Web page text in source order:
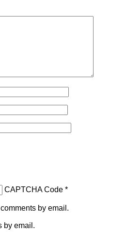
CAPTCHA Code *
by email.
by email.